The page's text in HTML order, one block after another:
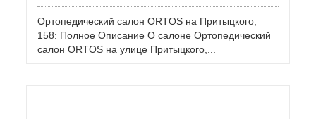
Ортопедический салон ORTOS на Притыцкого,
158: Полное Описание О салоне Ортопедический
салон ORTOS на улице Притыцкого,...